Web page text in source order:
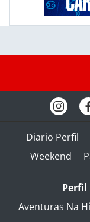
Diario Perfil
Weekend
Perfil
Aventuras Na